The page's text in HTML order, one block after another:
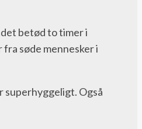
betød to timer i
søde mennesker i
superhyggeligt. Også